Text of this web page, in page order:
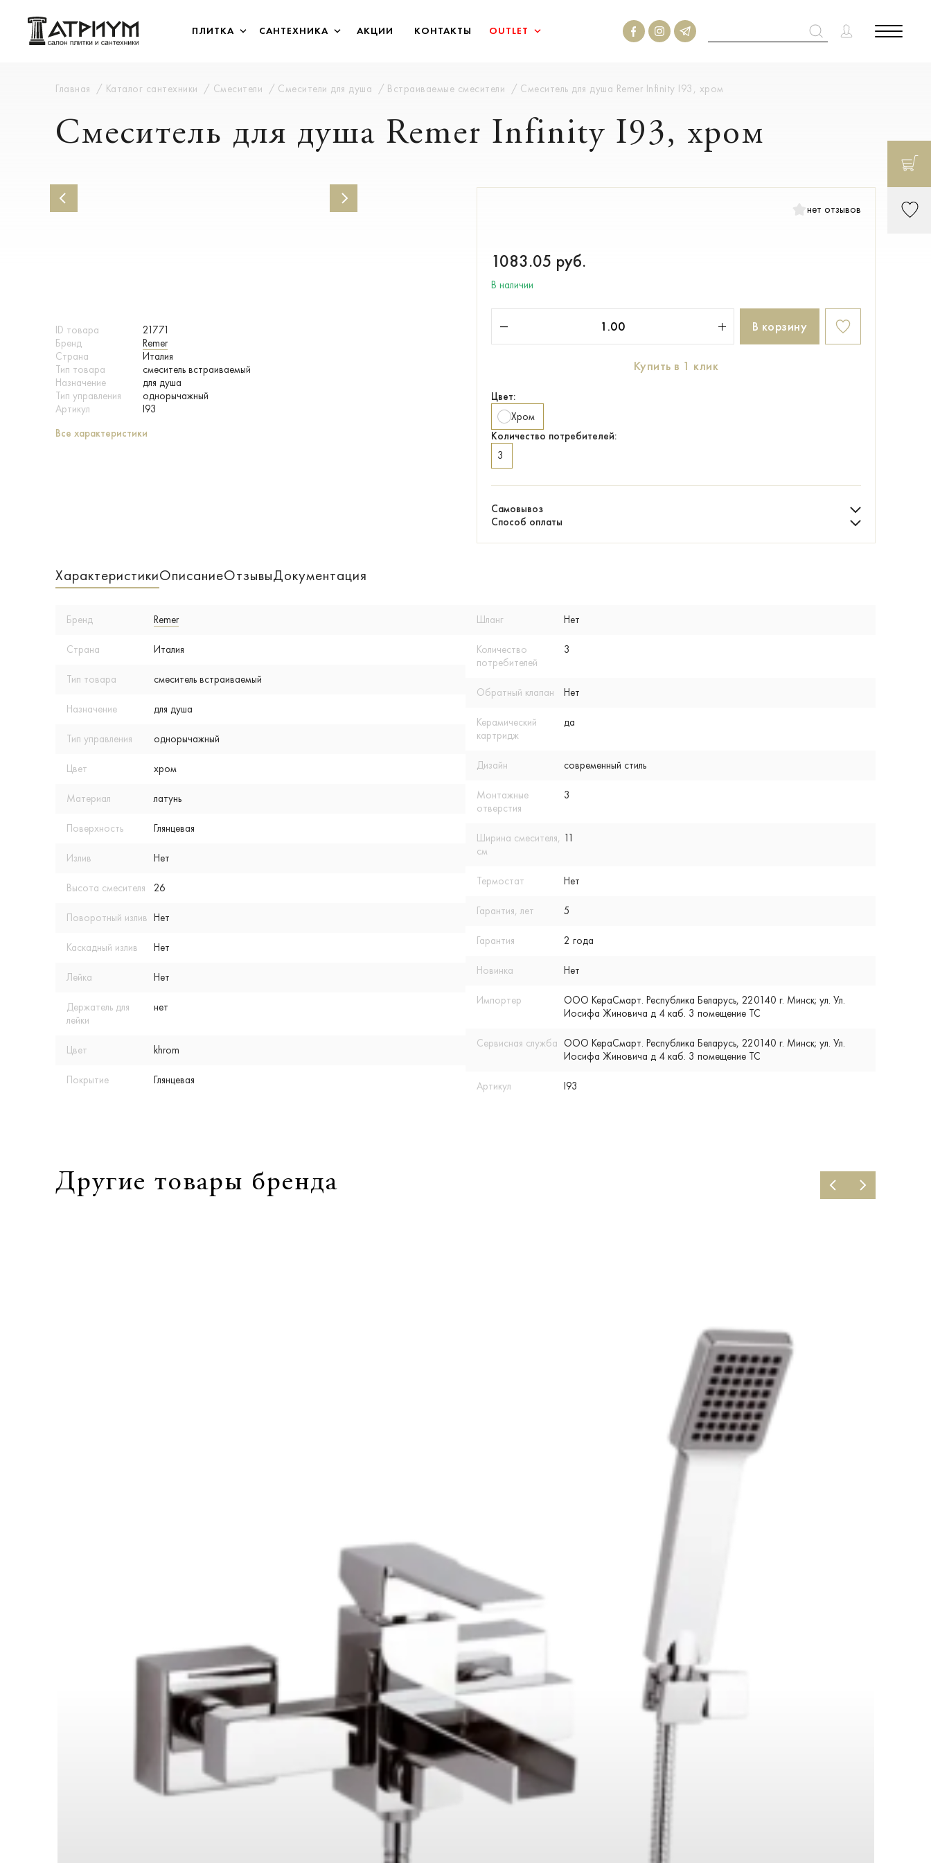
ПЛИТКА САНТЕХНИКА АКЦИИ КОНТАКТЫ OUTLET
Главная Каталог сантехники Смесители Смесители для душа Встраиваемые смесители Смеситель для душа Remer Infinity I93, хром
Смеситель для душа Remer Infinity I93, хром
ID товара
21771
Бренд
Remer
Страна
Италия
Тип товара
смеситель встраиваемый
Назначение
для душа
Тип управления
однорычажный
Артикул
I93
Все характеристики
нет отзывов
1083.05 руб.
В наличии
В корзину
Купить в 1 клик
Цвет:
Хром
Количество потребителей:
3
Самовывоз
Способ оплаты
ХарактеристикиОписаниеОтзывыДокументация
Бренд Remer
Страна Италия
Тип товара смеситель встраиваемый
Назначение для душа
Тип управления однорычажный
Цвет хром
Материал латунь
Поверхность Глянцевая
Излив Нет
Высота смесителя 26
Поворотный излив Нет
Каскадный излив Нет
Лейка Нет
Держатель для
лейки
нет
Цвет khrom
Покрытие Глянцевая
Шланг Нет
Количество
потребителей
3
Обратный клапан Нет
Керамический
картридж
да
Дизайн современный стиль
Монтажные
отверстия
3
Ширина смесителя,
см
11
Термостат Нет
Гарантия, лет 5
Гарантия 2 года
Новинка Нет
Импортер
ООО КераСмарт. Республика Беларусь, 220140 г. Минск; ул. Ул.
Иосифа Жиновича д 4 каб. 3 помещение ТС
Сервисная служба ООО КераСмарт. Республика Беларусь, 220140 г. Минск; ул. Ул.
Иосифа Жиновича д 4 каб. 3 помещение ТС
Артикул I93
Другие товары бренда